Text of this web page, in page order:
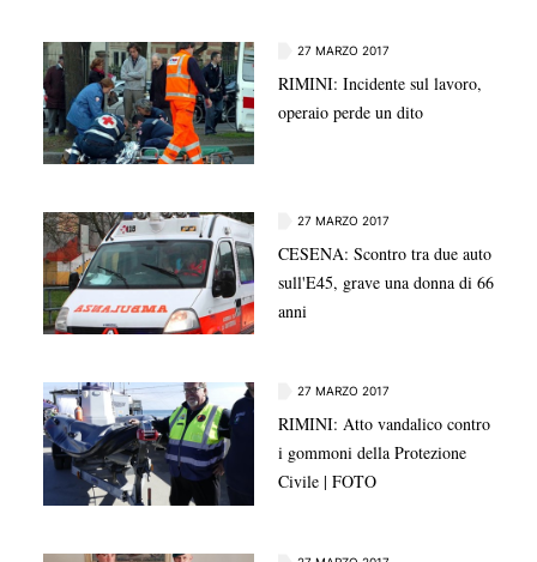
27 MARZO 2017
RIMINI: Incidente sul lavoro,
operaio perde un dito
27 MARZO 2017
CESENA: Scontro tra due auto
sull'E45, grave una donna di 66
anni
27 MARZO 2017
RIMINI: Atto vandalico contro
i gommoni della Protezione
Civile | FOTO